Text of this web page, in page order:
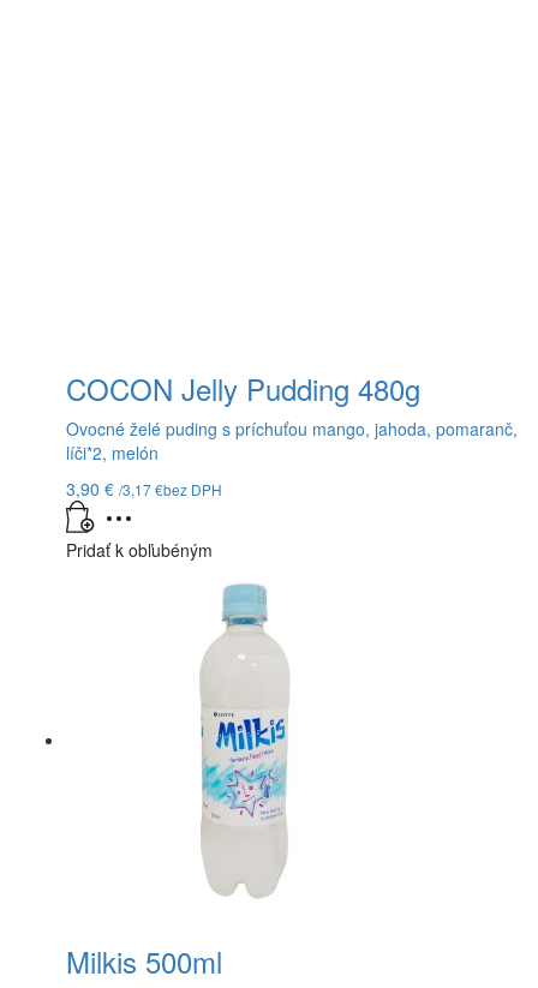
COCON Jelly Pudding 480g
Ovocné želé puding s príchuťou mango, jahoda, pomaranč,
líči*2, melón
3,90 € /3,17€bez DPH
Pridať k obľubéným
Milkis 500ml